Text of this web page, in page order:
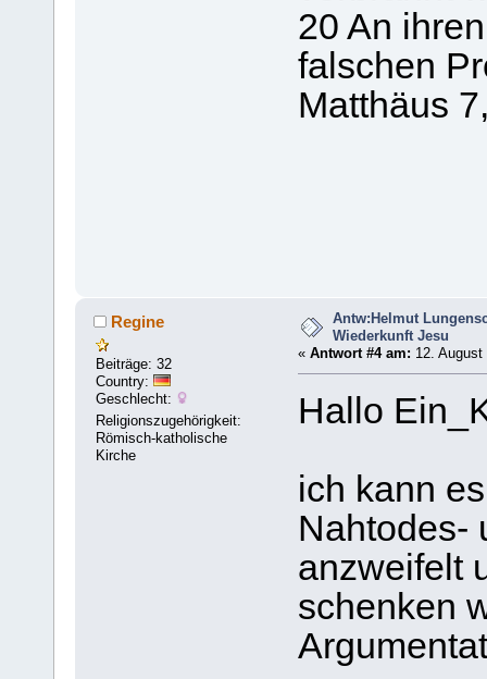
20 An
falschen
Matthäus
Regine
Beiträge: 32
Country:
Geschlecht:
Religionszugehörigkeit:
Römisch-katholische
Kirche
Antw:Helmut
Wiederkunft Jesu
« Antwort #4 am: 12.
Hallo
ich kann
Nahtodes-
anzweifelt
schenken